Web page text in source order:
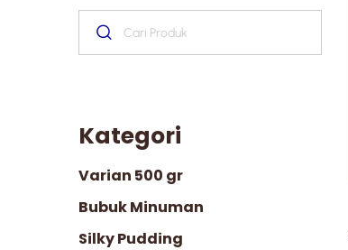
Kategori
Varian 500 gr
Bubuk Minuman
Silky Pudding